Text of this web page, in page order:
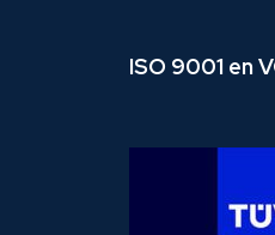
ISO 9001 en